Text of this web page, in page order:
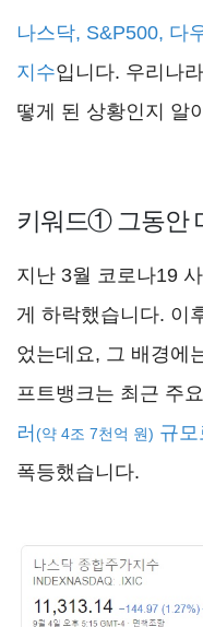
나스닥, S&P500, 다
지수입니다. 우리나
떻게 된 상황인지 알
키워드① 그동안
지난 3월 코로나19
게 하락했습니다. 이
었는데요, 그 배경에
프트뱅크는 최근 주요
러 (약 4조 7천억 원) 규
폭등했습니다.